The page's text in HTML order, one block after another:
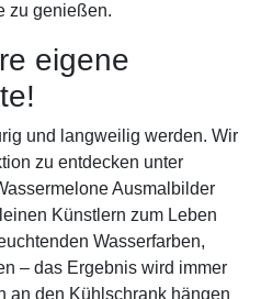
zu genießen.
eigene
und langweilig werden. Wir
zu entdecken unter
Ausmalbilder
Künstlern zum Leben
Wasserfarben,
– das Ergebnis wird immer
an den Kühlschrank hängen